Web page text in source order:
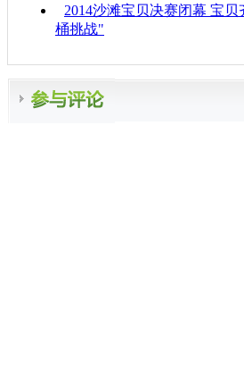
2014沙滩宝贝决赛闭幕 宝贝
桶挑战"